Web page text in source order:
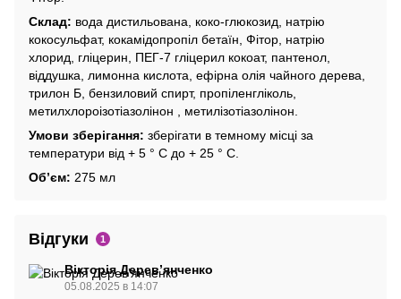
Склад: вода дистильована, коко-глюкозид, натрію
кокосульфат, кокамідопропіл бетаїн, Фітор, натрію
хлорид, гліцерин, ПЕГ-7 гліцерил кокоат, пантенол,
віддушка, лимонна кислота, ефірна олія чайного дерева,
трилон Б, бензиловий спирт, пропіленгліколь,
метилхлороізотіазолінон , метилізотіазолінон.
Умови зберігання: зберігати в темному місці за
температури від + 5 ° С до + 25 ° С.
Об’єм: 275 мл
Відгуки 1
Вікторія Деревʼянченко
05.08.2025 в 14:07